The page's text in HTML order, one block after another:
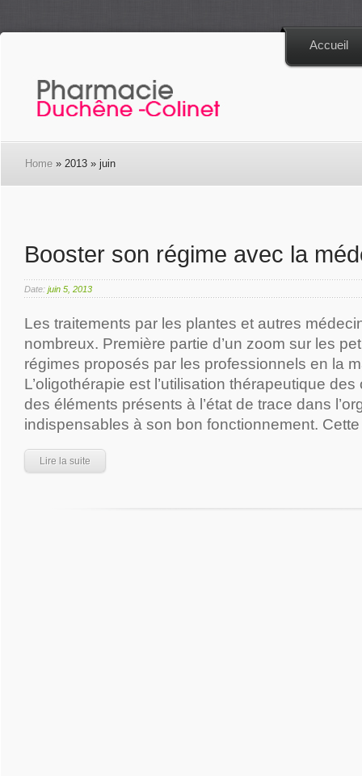
Accueil
Home » 2013 » juin
Booster son régime avec la
Date: juin 5, 2013
Les traitements par les plantes et autres
nombreux. Première partie d’un zoom sur les
régimes proposés par les professionnels en la
L’oligothérapie est l’utilisation thérapeutique
des éléments présents à l’état de trace dans
indispensables à son bon fonctionnement.
Lire la suite